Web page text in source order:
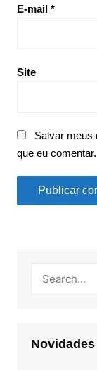
E-mail *
Site
Salvar meus
que eu comentar.
Novidades